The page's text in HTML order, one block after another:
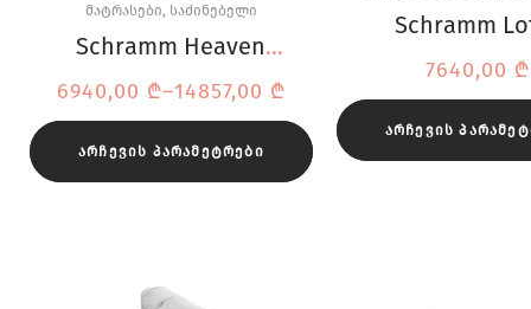
ᲛᲐᲢᲠᲐᲡᲔᲑᲘ, ᲡᲐᲫᲘᲜᲔᲑᲔᲚᲘ
Schramm Heaven
ზამბარიანი მატრასი
6940,00 ₾–14857,00 ₾
ᲐᲠᲩᲔᲕᲘᲡ ᲞᲐᲠᲐᲛᲔᲢᲠᲔᲑᲘ
Schramm
Comfort
7640,00 ₾
ᲐᲠᲩᲔᲕᲘᲡ